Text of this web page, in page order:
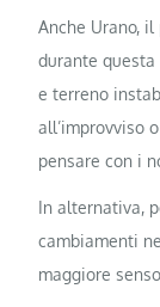
Anche Urano,
durante
e terreno
all’improvviso
pensare con i
In alternativa,
cambiamenti
maggiore